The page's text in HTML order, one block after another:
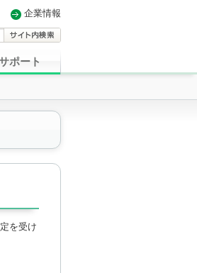
ポート
企業情報
を受け